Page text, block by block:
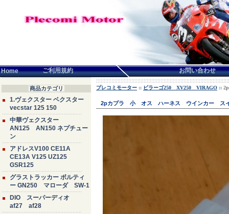
Home ご利用規約 お問い合わせ
商品カテゴリ
1.ヴェクスター ベクスター
vecstar 125 150
中華ヴェクスター
AN125 AN150 ネプチュー
ン
アドレスV100 CE11A
CE13A V125 UZ125
GSR125
グラストラッカー ボルティ
ー GN250 マローダ SW-1
DIO スーパーディオ
af27 af28
プレコミモーター :: ビラーゴ250 XV250 VIRAGO ::
2pカプラ 小 オス ハーネス ウインカー ス